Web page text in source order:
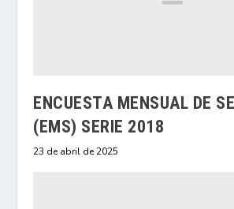
ENCUESTA MENSUAL DE
(EMS) SERIE 2018
23 de abril de 2025